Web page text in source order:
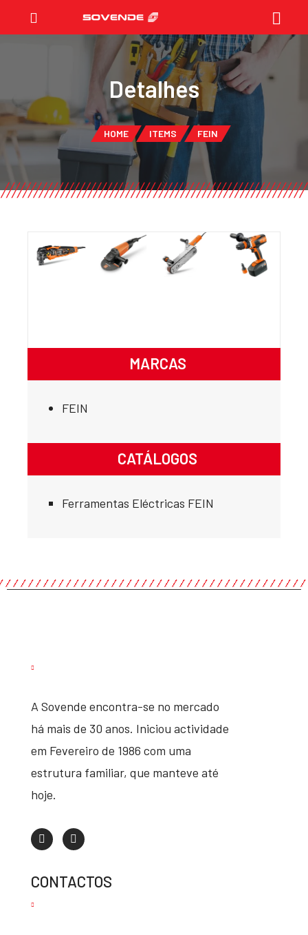
Detalhes
HOME ITEMS FEIN
MARCAS
FEIN
CATÁLOGOS
Ferramentas Eléctricas FEIN
A Sovende encontra-se no mercado
há mais de 30 anos. Iniciou actividade
em Fevereiro de 1986 com uma
estrutura familiar, que manteve até
hoje.
CONTACTOS